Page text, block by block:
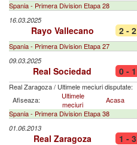
Spania - Primera Division Etapa 28
16.03.2025
Rayo Vallecano 2 - 2
Spania - Primera Division Etapa 27
09.03.2025
Real Sociedad 0 - 1
Real Zaragoza/ Ultimele meciuri disputate:
Afiseaza:
Ultimele
meciuri
Acasa
Spania - Primera Division Etapa 38
01.06.2013
Real Zaragoza 1 - 3